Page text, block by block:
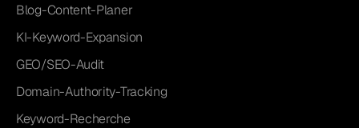
Blog-Content-Planer
KI-Keyword-Expansion
GEO/SEO-Audit
Domain-Authority-Tracking
Keyword-Recherche